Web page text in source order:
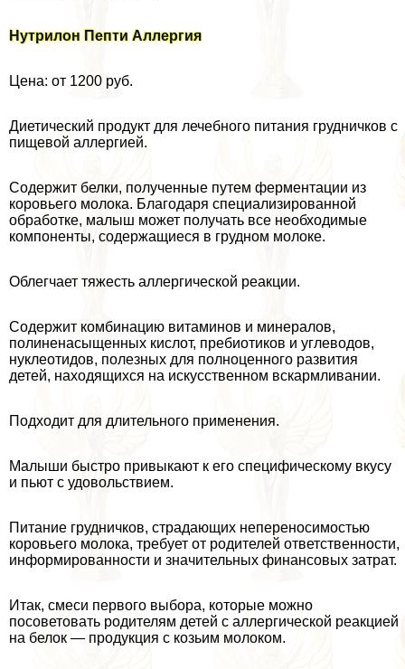
Нутрилон Пепти Аллергия
Цена: от 1200 руб.
Диетический продукт для лечебного питания грудничков с
пищевой аллергией.
Содержит белки, полученные путем ферментации из
коровьего молока. Благодаря специализированной
обработке, малыш может получать все необходимые
компоненты, содержащиеся в грудном молоке.
Облегчает тяжесть аллергической реакции.
Содержит комбинацию витаминов и минералов,
полиненасыщенных кислот, пребиотиков и углеводов,
нуклеотидов, полезных для полноценного развития
детей, находящихся на искусственном вскармливании.
Подходит для длительного применения.
Малыши быстро привыкают к его специфическому вкусу
и пьют с удовольствием.
Питание грудничков, страдающих непереносимостью
коровьего молока, требует от родителей ответственности,
информированности и значительных финансовых затрат.
Итак, смеси первого выбора, которые можно
посоветовать родителям детей с аллергической реакцией
на белок — продукция с козьим молоком.